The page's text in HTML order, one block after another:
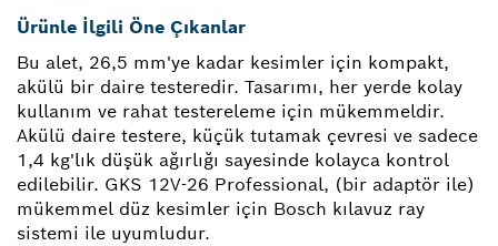
Ürünle İlgili Öne Çıkanlar
Bu alet, 26,5 mm'ye kadar kesimler için kompakt,
akülü bir daire testeredir. Tasarımı, her yerde kolay
kullanım ve rahat testereleme için mükemmeldir.
Akülü daire testere, küçük tutamak çevresi ve sadece
1,4 kg'lık düşük ağırlığı sayesinde kolayca kontrol
edilebilir. GKS 12V-26 Professional, (bir adaptör ile)
mükemmel düz kesimler için Bosch kılavuz ray
sistemi ile uyumludur.